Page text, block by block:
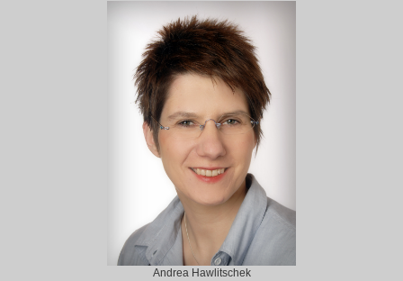
Andrea Hawlitschek